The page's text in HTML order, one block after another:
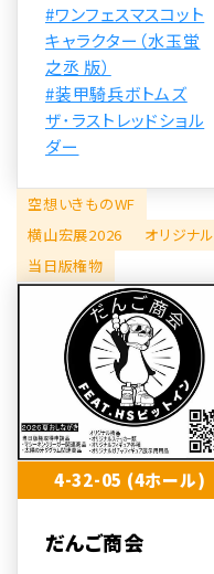
#ワンフェスマスコット
キャラクター（水玉蛍
之丞 版）
#装甲騎兵ボトムズ
ザ･ラストレッドショル
ダー
空想いきものWF
横山宏展2026
オリジナル
当日版権物
4-32-05 (4ホール)
だんご商会